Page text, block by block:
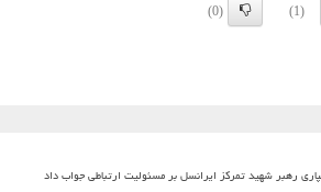
(1)
(0)
رهبر شهید تمرکز ایرانسل بر مسئولیت ارتباطی جواب داد